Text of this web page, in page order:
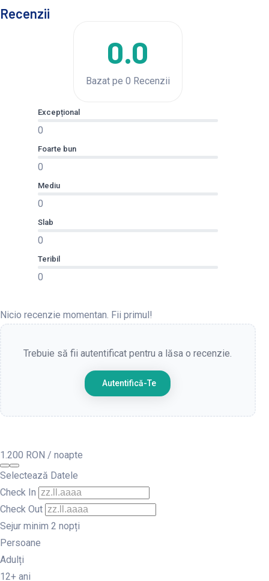
Recenzii
0.0
Bazat pe 0 Recenzii
Excepțional
0
Foarte bun
0
Mediu
0
Slab
0
Teribil
0
Nicio recenzie momentan. Fii primul!
Trebuie să fii autentificat pentru a lăsa o recenzie.
Autentifică-Te
1.200 RON / noapte
Selectează Datele
Check In
Check Out
Sejur minim 2 nopți
Persoane
Adulți
12+ ani